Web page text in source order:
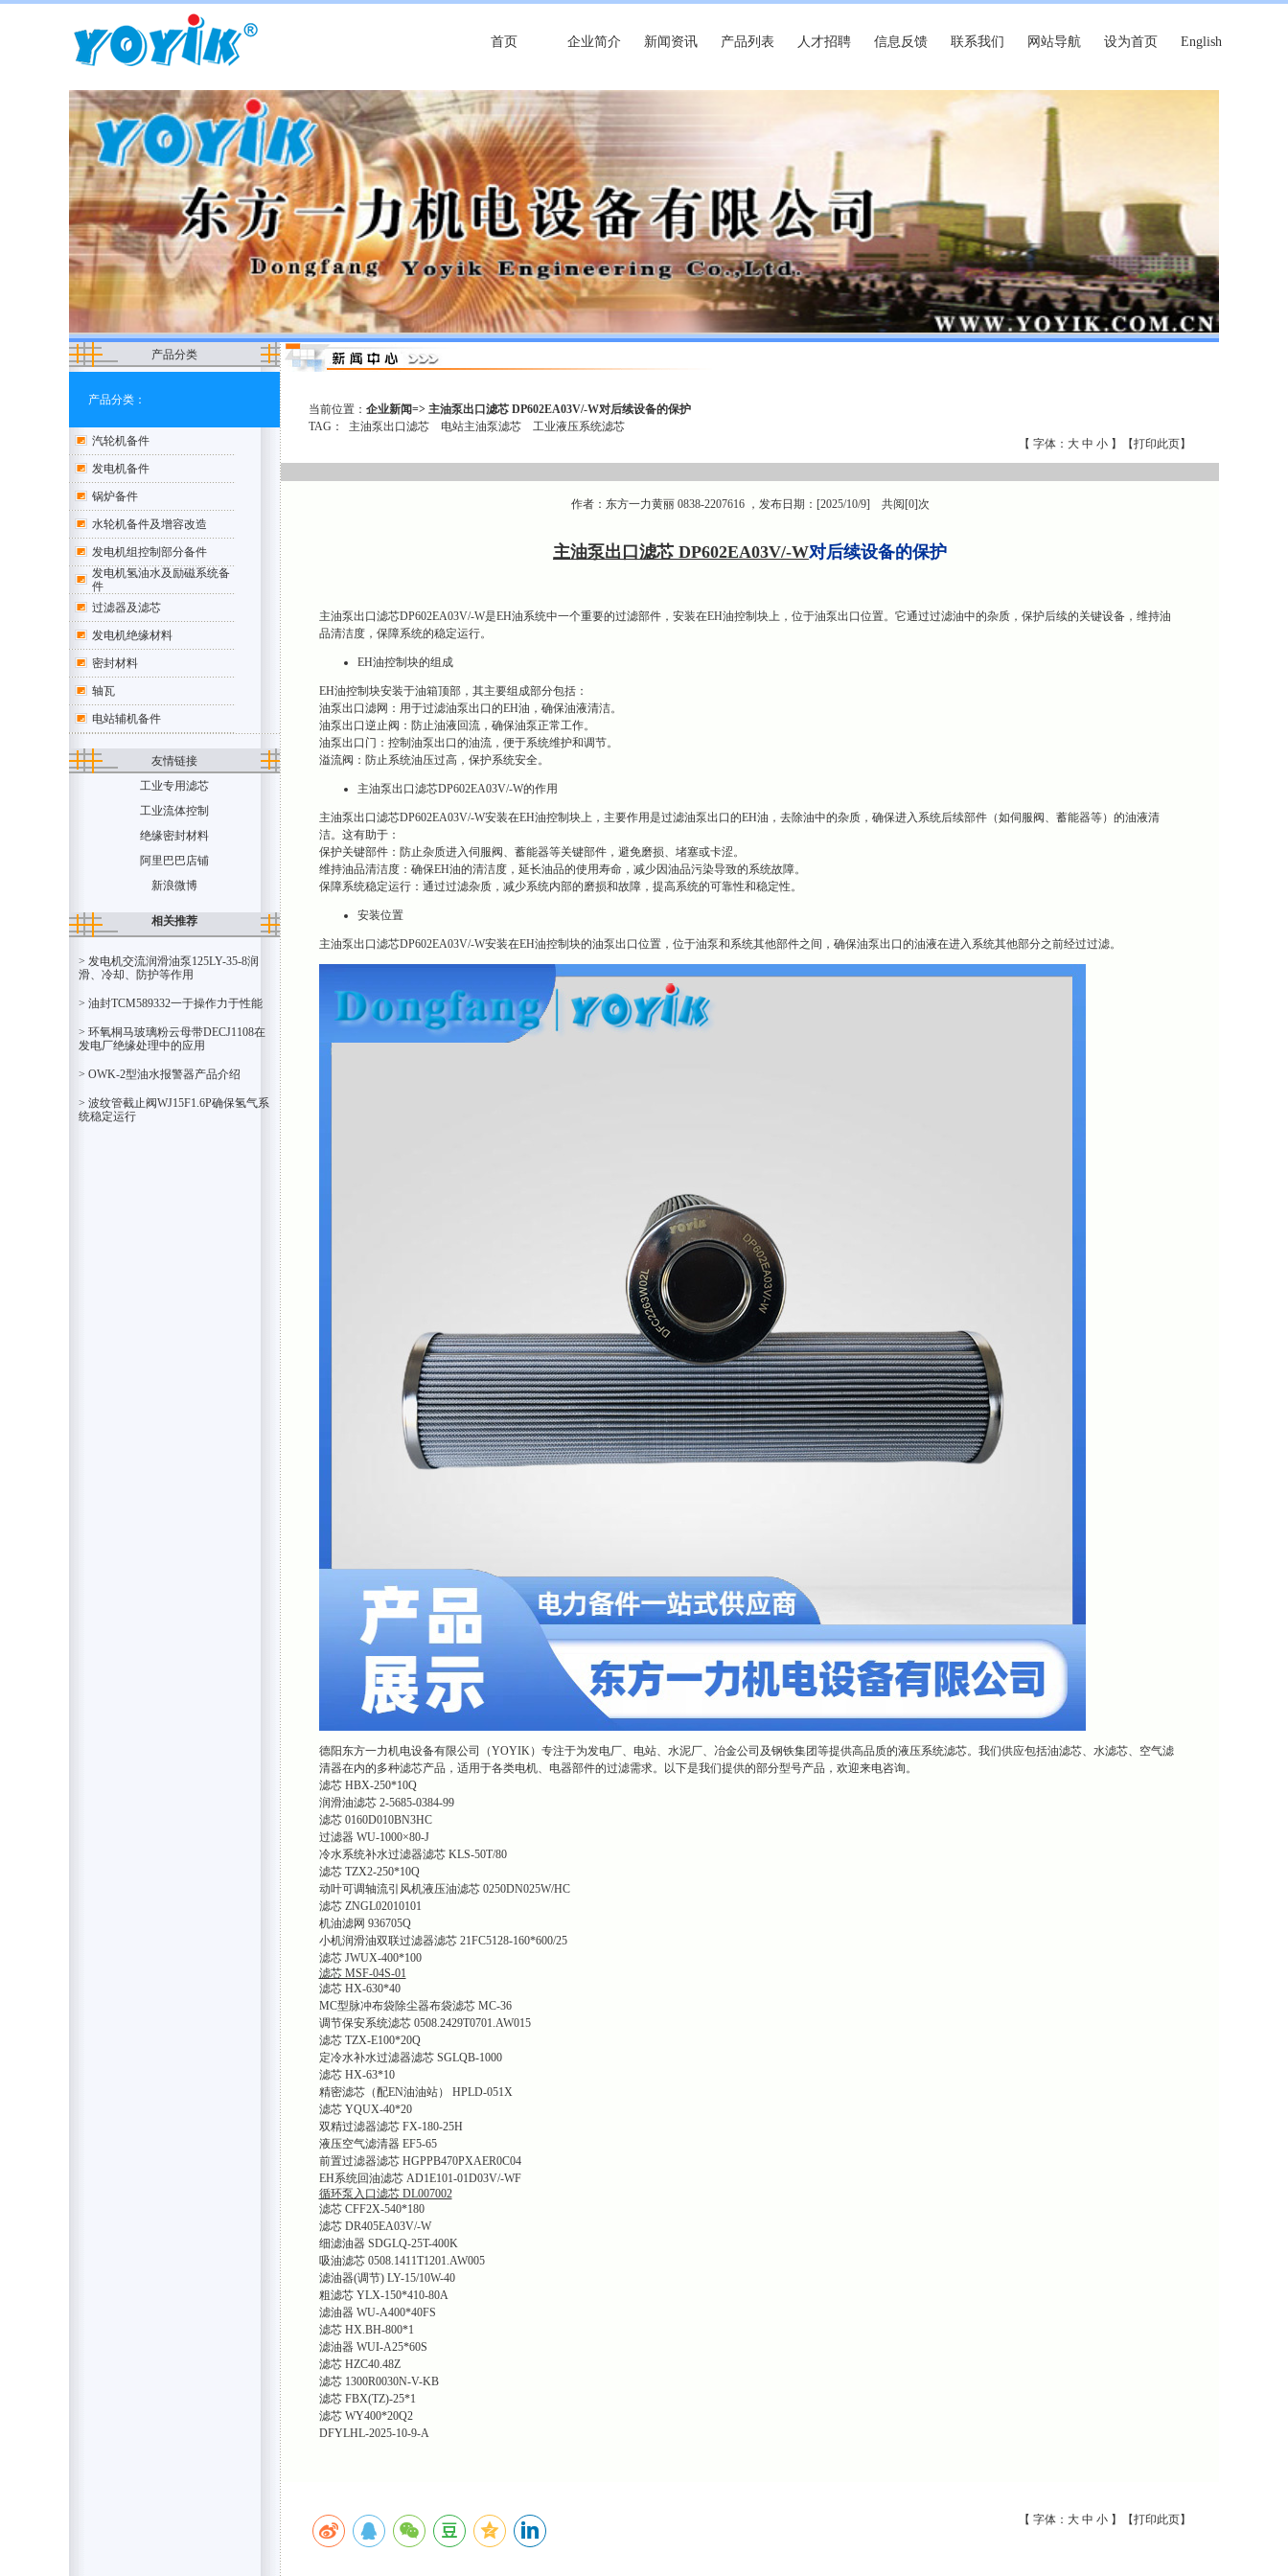
首页 企业简介 新闻资讯 产品列表 人才招聘 信息反馈 联系我们 网站导航 设为首页 English
产品分类
产品分类：
汽轮机备件
发电机备件
锅炉备件
水轮机备件及增容改造
发电机组控制部分备件
发电机氢油水及励磁系统备
件
过滤器及滤芯
发电机绝缘材料
密封材料
轴瓦
电站辅机备件
友情链接
工业专用滤芯
工业流体控制
绝缘密封材料
阿里巴巴店铺
新浪微博
相关推荐
> 发电机交流润滑油泵125LY-35-8润
滑、冷却、防护等作用
> 油封TCM589332一于操作力于性能
> 环氧桐马玻璃粉云母带DECJ1108在
发电厂绝缘处理中的应用
> OWK-2型油水报警器产品介绍
> 波纹管截止阀WJ15F1.6P确保氢气系
统稳定运行
当前位置：企业新闻=> 主油泵出口滤芯 DP602EA03V/-W对后续设备的保护
TAG： 主油泵出口滤芯 电站主油泵滤芯
工业液压系统滤芯
【 字体： 大 中 小】【打印此页】
作者：东方一力黄丽 0838-2207616 ，发布日期：[2025/10/9] 共阅[0]次
主油泵出口滤芯 DP602EA03V/-W对后续设备的保护
主油泵出口滤芯DP602EA03V/-W是EH油系统中一个重要的过滤部件，安装在EH油控制块上，位于油泵出口位置。它通过过滤油中的杂质，保护后续的关键设备，维持油
品清洁度，保障系统的稳定运行。
EH油控制块的组成
EH油控制块安装于油箱顶部，其主要组成部分包括：
油泵出口滤网：用于过滤油泵出口的EH油，确保油液清洁。
油泵出口逆止阀：防止油液回流，确保油泵正常工作。
油泵出口门：控制油泵出口的油流，便于系统维护和调节。
溢流阀：防止系统油压过高，保护系统安全。
主油泵出口滤芯DP602EA03V/-W的作用
主油泵出口滤芯DP602EA03V/-W安装在EH油控制块上，主要作用是过滤油泵出口的EH油，去除油中的杂质，确保进入系统后续部件（如伺服阀、蓄能器等）的油液清
洁。这有助于：
保护关键部件：防止杂质进入伺服阀、蓄能器等关键部件，避免磨损、堵塞或卡涩。
维持油品清洁度：确保EH油的清洁度，延长油品的使用寿命，减少因油品污染导致的系统故障。
保障系统稳定运行：通过过滤杂质，减少系统内部的磨损和故障，提高系统的可靠性和稳定性。
安装位置
主油泵出口滤芯DP602EA03V/-W安装在EH油控制块的油泵出口位置，位于油泵和系统其他部件之间，确保油泵出口的油液在进入系统其他部分之前经过过滤。
德阳东方一力机电设备有限公司（YOYIK）专注于为发电厂、电站、水泥厂、冶金公司及钢铁集团等提供高品质的液压系统滤芯。我们供应包括油滤芯、水滤芯、空气滤
清器在内的多种滤芯产品，适用于各类电机、电器部件的过滤需求。以下是我们提供的部分型号产品，欢迎来电咨询。
滤芯 HBX-250*10Q
润滑油滤芯 2-5685-0384-99
滤芯 0160D010BN3HC
过滤器 WU-1000×80-J
冷水系统补水过滤器滤芯 KLS-50T/80
滤芯 TZX2-250*10Q
动叶可调轴流引风机液压油滤芯 0250DN025W/HC
滤芯 ZNGL02010101
机油滤网 936705Q
小机润滑油双联过滤器滤芯 21FC5128-160*600/25
滤芯 JWUX-400*100
滤芯 MSF-04S-01
滤芯 HX-630*40
MC型脉冲布袋除尘器布袋滤芯 MC-36
调节保安系统滤芯 0508.2429T0701.AW015
滤芯 TZX-E100*20Q
定冷水补水过滤器滤芯 SGLQB-1000
滤芯 HX-63*10
精密滤芯（配EN油油站） HPLD-051X
滤芯 YQUX-40*20
双精过滤器滤芯 FX-180-25H
液压空气滤清器 EF5-65
前置过滤器滤芯 HGPPB470PXAER0C04
EH系统回油滤芯 AD1E101-01D03V/-WF
循环泵入口滤芯 DL007002
滤芯 CFF2X-540*180
滤芯 DR405EA03V/-W
细滤油器 SDGLQ-25T-400K
吸油滤芯 0508.1411T1201.AW005
滤油器(调节) LY-15/10W-40
粗滤芯 YLX-150*410-80A
滤油器 WU-A400*40FS
滤芯 HX.BH-800*1
滤油器 WUI-A25*60S
滤芯 HZC40.48Z
滤芯 1300R0030N-V-KB
滤芯 FBX(TZ)-25*1
滤芯 WY400*20Q2
DFYLHL-2025-10-9-A
【 字体： 大 中 小】【打印此页】